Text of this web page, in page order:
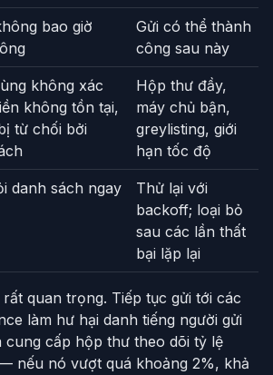
bao giờ
Gửi có thể thành
công sau này
không xác
không tồn tại,
từ chối bởi
Hộp thư đầy,
máy chủ bận,
greylisting, giới
hạn tốc độ
danh sách ngay
Thử lại với
backoff; loại bỏ
sau các lần thất
bại lặp lại
quan trọng. Tiếp tục gửi tới các
làm hư hại danh tiếng người gửi
cung cấp hộp thư theo dõi tỷ lệ
nếu nó vượt quá khoảng 2%, khả